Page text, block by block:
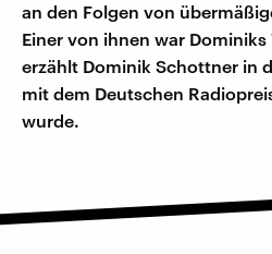
an den Folgen von
Einer von ihnen war
erzählt Dominik Schottner in
mit dem Deutschen
wurde.